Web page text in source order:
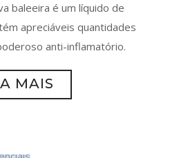
baleeira é um líquido de
apreciáveis quantidades
anti-inflamatório.
MAIS